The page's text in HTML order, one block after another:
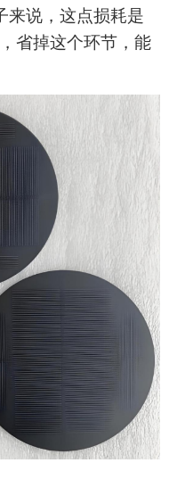
来说，这点损耗是
省掉这个环节，能